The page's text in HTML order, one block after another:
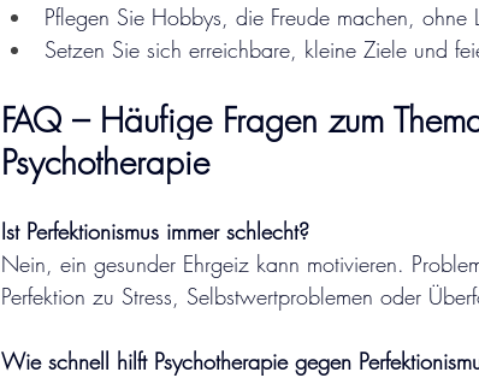
Pflegen Sie Hobbys, die Freude machen, ohne
Setzen Sie sich erreichbare, kleine Ziele und
FAQ – Häufige Fragen zum
Psychotherapie
Ist Perfektionismus immer schlecht?
Nein, ein gesunder Ehrgeiz kann motivieren.
Perfektion zu Stress, Selbstwertproblemen oder
Wie schnell hilft Psychotherapie gegen